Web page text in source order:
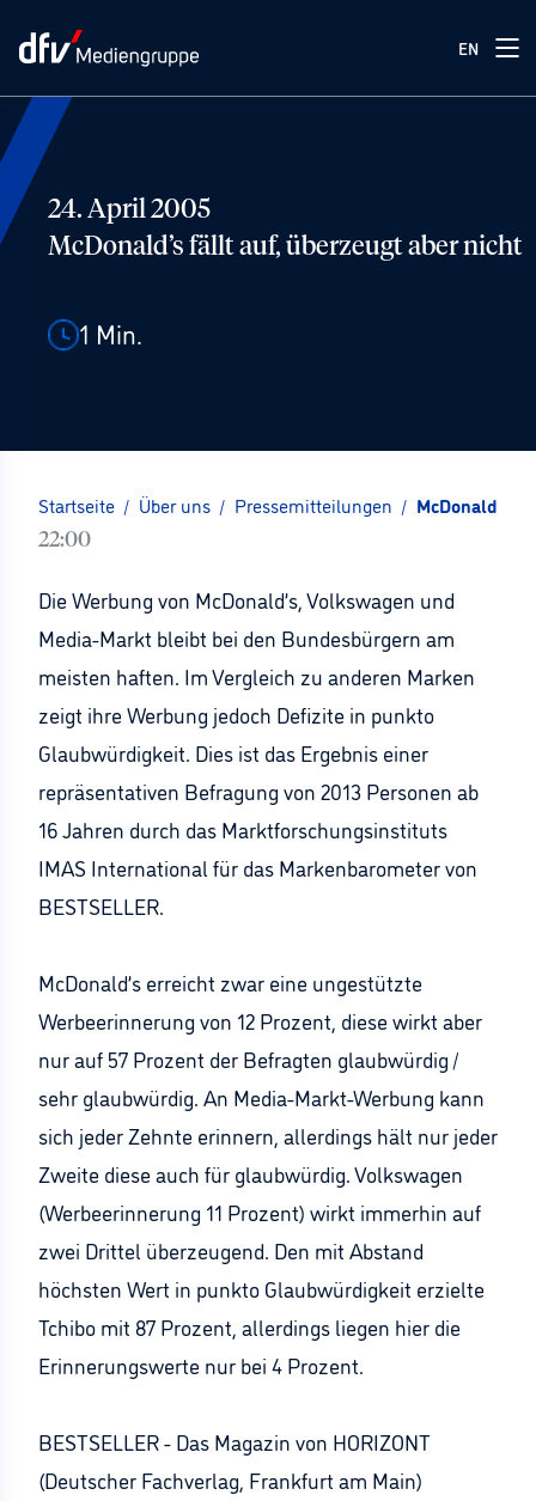
EN
24. April 2005
McDonald’s fällt auf, überzeugt aber nicht
1 Min.
Startseite / Über uns / Pressemitteilungen / McDonald’s
22:00
Die Werbung von McDonald’s, Volkswagen und
Media-Markt bleibt bei den Bundesbürgern am
meisten haften. Im Vergleich zu anderen Marken
zeigt ihre Werbung jedoch Defizite in punkto
Glaubwürdigkeit. Dies ist das Ergebnis einer
repräsentativen Befragung von 2013 Personen ab
16 Jahren durch das Marktforschungsinstituts
IMAS International für das Markenbarometer von
BESTSELLER.
McDonald’s erreicht zwar eine ungestützte
Werbeerinnerung von 12 Prozent, diese wirkt aber
nur auf 57 Prozent der Befragten glaubwürdig /
sehr glaubwürdig. An Media-Markt-Werbung kann
sich jeder Zehnte erinnern, allerdings hält nur jeder
Zweite diese auch für glaubwürdig. Volkswagen
(Werbeerinnerung 11 Prozent) wirkt immerhin auf
zwei Drittel überzeugend. Den mit Abstand
höchsten Wert in punkto Glaubwürdigkeit erzielte
Tchibo mit 87 Prozent, allerdings liegen hier die
Erinnerungswerte nur bei 4 Prozent.
BESTSELLER - Das Magazin von HORIZONT
(Deutscher Fachverlag, Frankfurt am Main)